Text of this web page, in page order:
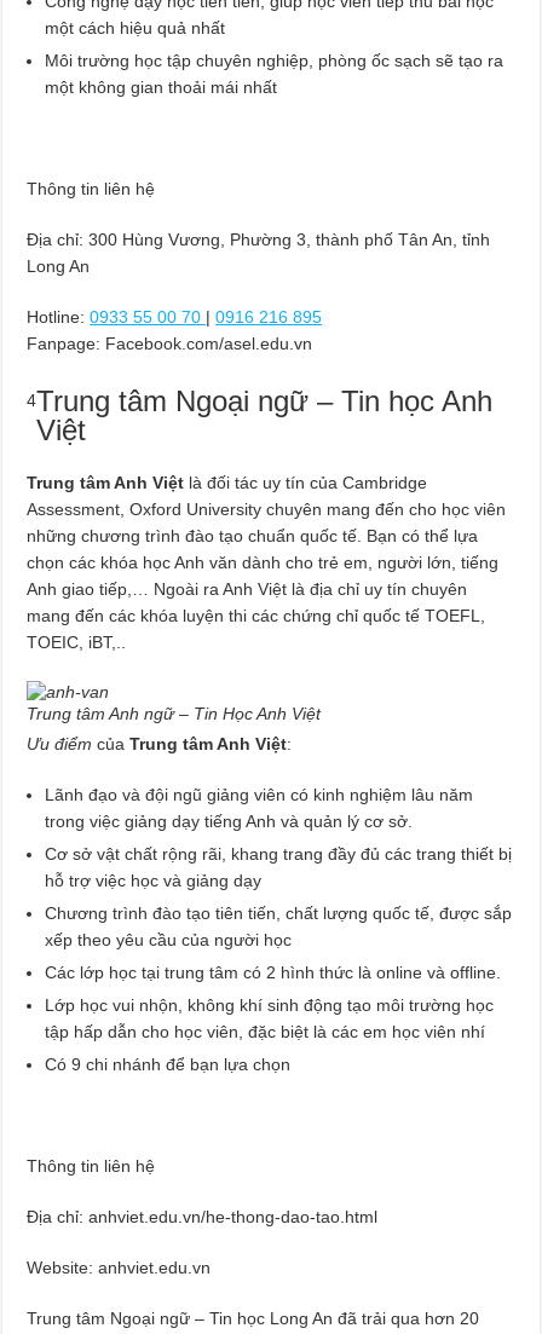
một cách hiệu quả nhất
Môi trường học tập chuyên nghiệp, phòng ốc sạch sẽ tạo ra
một không gian thoải mái nhất
Thông tin liên hệ
Địa chỉ: 300 Hùng Vương, Phường 3, thành phố Tân An, tỉnh
Long An
Hotline: 0933 55 00 70 |0916 216 895
Fanpage: Facebook.com/asel.edu.vn
4Trung tâm Ngoại ngữ – Tin học Anh
Việt
Trung tâm Anh Việt là đối tác uy tín của Cambridge
Assessment, Oxford University chuyên mang đến cho học viên
những chương trình đào tạo chuẩn quốc tế. Bạn có thể lựa
chọn các khóa học Anh văn dành cho trẻ em, người lớn, tiếng
Anh giao tiếp,… Ngoài ra Anh Việt là địa chỉ uy tín chuyên
mang đến các khóa luyện thi các chứng chỉ quốc tế TOEFL,
TOEIC, iBT,..
Trung tâm Anh ngữ – Tin Học Anh Việt
Ưu điểm củaTrung tâm Anh Việt:
Lãnh đạo và đội ngũ giảng viên có kinh nghiệm lâu năm
trong việc giảng dạy tiếng Anh và quản lý cơ sở.
Cơ sở vật chất rộng rãi, khang trang đầy đủ các trang thiết bị
hỗ trợ việc học và giảng dạy
Chương trình đào tạo tiên tiến, chất lượng quốc tế, được sắp
xếp theo yêu cầu của người học
Các lớp học tại trung tâm có 2 hình thức là online và offline.
Lớp học vui nhộn, không khí sinh động tạo môi trường học
tập hấp dẫn cho học viên, đặc biệt là các em học viên nhí
Có 9 chi nhánh để bạn lựa chọn
Thông tin liên hệ
Địa chỉ: anhviet.edu.vn/he-thong-dao-tao.html
Website: anhviet.edu.vn
Trung tâm Ngoại ngữ – Tin học Long An đã trải qua hơn 20